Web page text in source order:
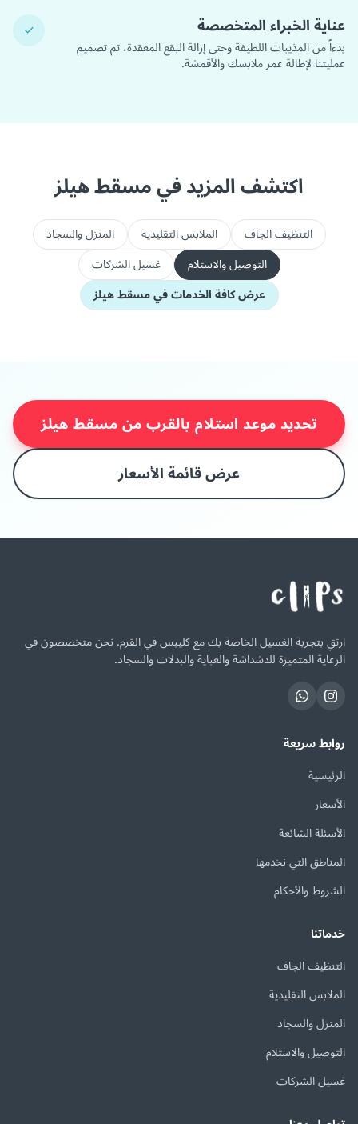
✓ عناية الخبراء المتخصصة
بدءاً من المذيبات اللطيفة وحتى إزالة البقع المعقدة، تم تصميم
عمليتنا لإطالة عمر ملابسك والأقمشة.
اكتشف المزيد في مسقط هيلز
التنظيف الجاف الملابس التقليدية
المنزل والسجاد
التوصيل والاستلام
غسيل الشركات
عرض كافة الخدمات في مسقط هيلز
تحديد موعد استلام بالقرب من مسقط هيلز
عرض قائمة الأسعار
ارتقِ بتجربة الغسيل الخاصة بك مع كليبس في القرم. نحن متخصصون في
الرعاية المتميزة للدشداشة والعباية والبدلات والسجاد.
روابط سريعة
الرئيسية
الأسعار
الأسئلة الشائعة
المناطق التي نخدمها
الشروط والأحكام
خدماتنا
التنظيف الجاف
الملابس التقليدية
المنزل والسجاد
التوصيل والاستلام
غسيل الشركات